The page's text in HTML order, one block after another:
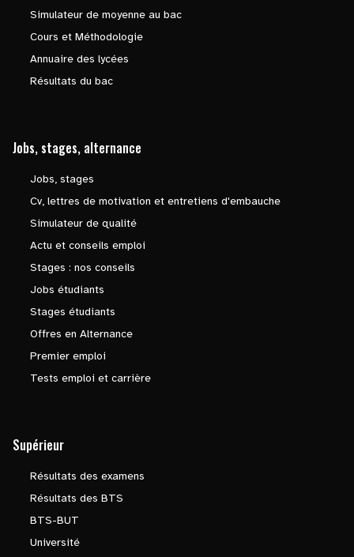
Simulateur de moyenne au bac
Cours et Méthodologie
Annuaire des lycées
Résultats du bac
Jobs, stages, alternance
Jobs, stages
Cv, lettres de motivation et entretiens d'embauche
Simulateur de qualité
Actu et conseils emploi
Stages : nos conseils
Jobs étudiants
Stages étudiants
Offres en Alternance
Premier emploi
Tests emploi et carrière
Supérieur
Résultats des examens
Résultats des BTS
BTS-BUT
Université